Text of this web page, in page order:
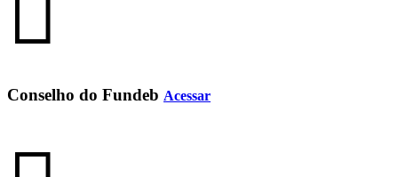
Conselho do Fundeb Acessar